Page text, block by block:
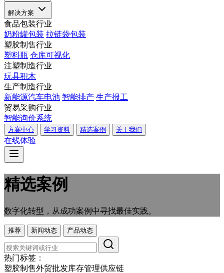
解决方案
食品包装行业
奶粉罐包装 拉链袋包装
塑胶制售行业
塑料瓶 仓库可视化
注塑制造行业
玩具积木
生产制造行业
新能源汽车电池 智能排产 生产报工
贸易采购行业
智能询价系统
方案中心 学习资料 精选案例 关于我们
在线体验
精选案例
数字化转型，从成功案例中寻找最佳实践。
推荐 新闻动态 产品动态
热门标签：
塑胶制售外贸批发库存管理供应链